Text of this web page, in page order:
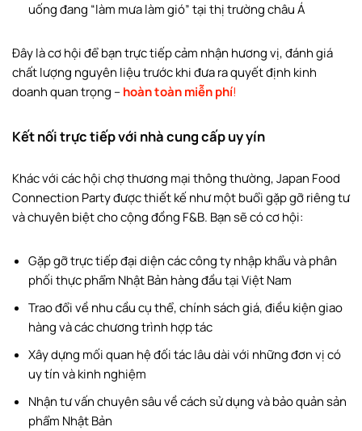
uống đang “làm mưa làm gió” tại thị trường châu Á
Đây là cơ hội để bạn trực tiếp cảm nhận hương vị, đánh giá
chất lượng nguyên liệu trước khi đưa ra quyết định kinh
doanh quan trọng –hoàn toàn miễn phí!
Kết nối trực tiếp với nhà cung cấp uy yín
Khác với các hội chợ thương mại thông thường, Japan Food
Connection Party được thiết kế như một buổi gặp gỡ riêng tư
và chuyên biệt cho cộng đồng F&B. Bạn sẽ có cơ hội:
Gặp gỡ trực tiếp đại diện các công ty nhập khẩu và phân
phối thực phẩm Nhật Bản hàng đầu tại Việt Nam
Trao đổi về nhu cầu cụ thể, chính sách giá, điều kiện giao
hàng và các chương trình hợp tác
Xây dựng mối quan hệ đối tác lâu dài với những đơn vị có
uy tín và kinh nghiệm
Nhận tư vấn chuyên sâu về cách sử dụng và bảo quản sản
phẩm Nhật Bản